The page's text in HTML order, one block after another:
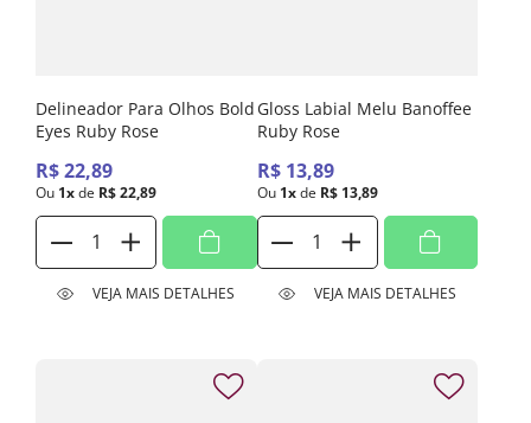
Delineador Para Olhos Bold
Eyes Ruby Rose
R$22,89
Ou 1xde R$22,89
VEJA MAIS DETALHES
Gloss Labial Melu Banoffee
Ruby Rose
R$ 13,89
Ou 1x de R$ 13,89
VEJA MAIS DETALHES